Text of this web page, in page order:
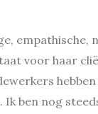
empathische,
voor haar
Ik ben nog